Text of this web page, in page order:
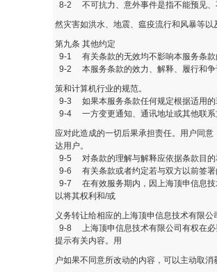
8-2 不可抗力、意外事件是指不能预见、
然灾害如洪水、地震、瘟疫流行和风暴等
第九条 其他约定
9-1 有关条款的无效均不影响本服务条款
9-2 本服务条款的效力、解释、履行和争
策和计算机行业的规范。
9-3 如果本服务条款任何规定根据适用的
9-4 一方变更通知、通讯地址或其他联系
应对此造成的一切后果承担责任。用户同
达用户。
9-5 对条款的理解与解释应依据条款目的
9-6 有关条款或者约定若与双方以前签署
9-7 在有效服务期内，因上海顶申信息技
以将其权利和/或
义务转让给相应的上海顶申信息技术有限
9-8 上海顶申信息技术有限公司有权在必
提示有关内容。用
户如果不同意所改动的内容，可以主动取